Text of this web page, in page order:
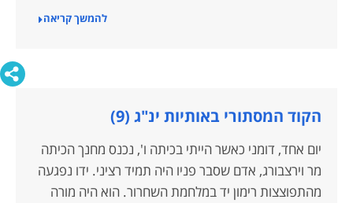
להמשך קריאה
הקוד המסתורי באותיות ינ"ג (9)
יום אחד, דומני כאשר הייתי בכיתה ו', נכנס מחנך הכיתה
מר וירצבורג, אדם שסבר פניו היה תמיד רציני. ידו נפגעה
מהתפוצצות רימון יד במלחמת השחרור. הוא היה מורה